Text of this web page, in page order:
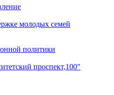
молодых семей
политики
проспект,100"